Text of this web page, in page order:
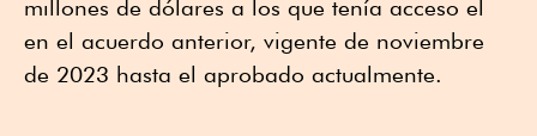
millones de dólares a los que tenía acceso el
en el acuerdo anterior, vigente de noviembre
de 2023 hasta el aprobado actualmente.